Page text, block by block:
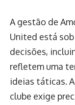
A gestão de
United está
decisões,
refletem uma
ideias táticas.
clube exige